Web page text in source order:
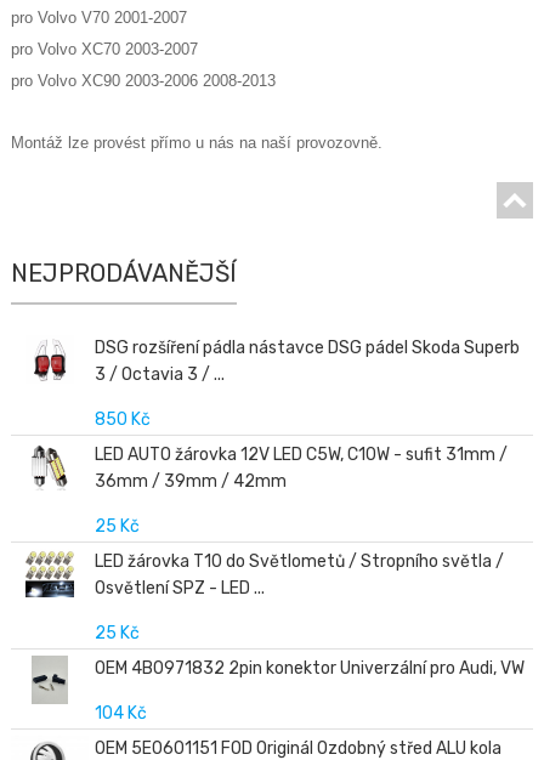
pro Volvo V70 2001-2007
pro Volvo XC70 2003-2007
pro Volvo XC90 2003-2006 2008-2013
Montáž lze provést přímo u nás na naší provozovně.
NEJPRODÁVANĚJŠÍ
DSG rozšíření pádla nástavce DSG pádel Skoda Superb
3 / Octavia 3 / ...
850 Kč
LED AUTO žárovka 12V LED C5W, C10W - sufit 31mm /
36mm / 39mm / 42mm
25 Kč
LED žárovka T10 do Světlometů / Stropního světla /
Osvětlení SPZ - LED ...
25 Kč
OEM 4B0971832 2pin konektor Univerzální pro Audi, VW
104 Kč
OEM 5E0601151 FOD Originál Ozdobný střed ALU kola